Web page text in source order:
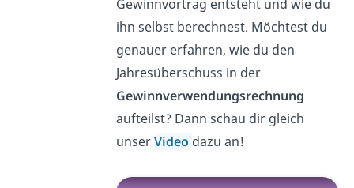
Gewinnvortrag entsteht und wie du
ihn selbst berechnest. Möchtest du
genauer erfahren, wie du den
Jahresüberschuss in der
Gewinnverwendungsrechnung
aufteilst? Dann schau dir gleich
unserVideo dazu an!